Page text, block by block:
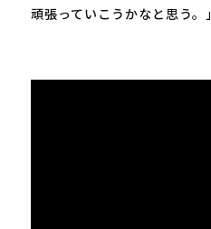
頑張っていこうかなと思う。」